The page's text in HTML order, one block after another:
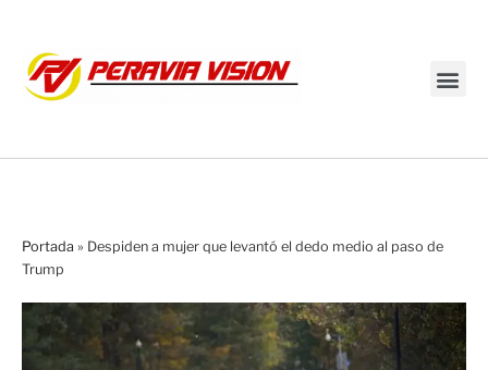
Portada » Despiden a mujer que levantó el dedo medio al paso de
Trump